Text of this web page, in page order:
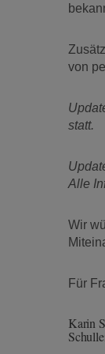
von
statt.
Alle
Wir
Für
Karin